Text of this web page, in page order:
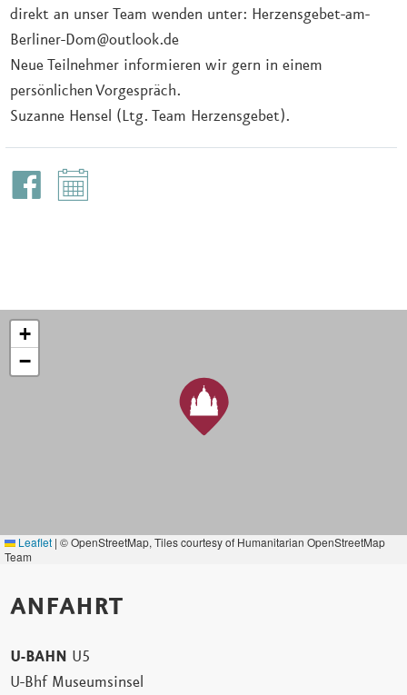
direkt an unser Team wenden unter: Herzensgebet-am-
Berliner-Dom@outlook.de
Neue Teilnehmer informieren wir gern in einem
persönlichen Vorgespräch.
Suzanne Hensel (Ltg. Team Herzensgebet).
+
−
Leaflet | © OpenStreetMap, Tiles courtesy of Humanitarian OpenStreetMap
Team
ANFAHRT
U-BAHN U5
U-Bhf Museumsinsel